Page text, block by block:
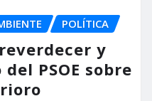
POLÍTICA
y
PSOE sobre